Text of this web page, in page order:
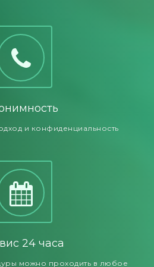
и конфиденциальность
24 часа
можно проходить в любое